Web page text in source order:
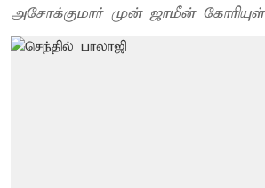
அசோக்குமார் முன் ஜாமீன்